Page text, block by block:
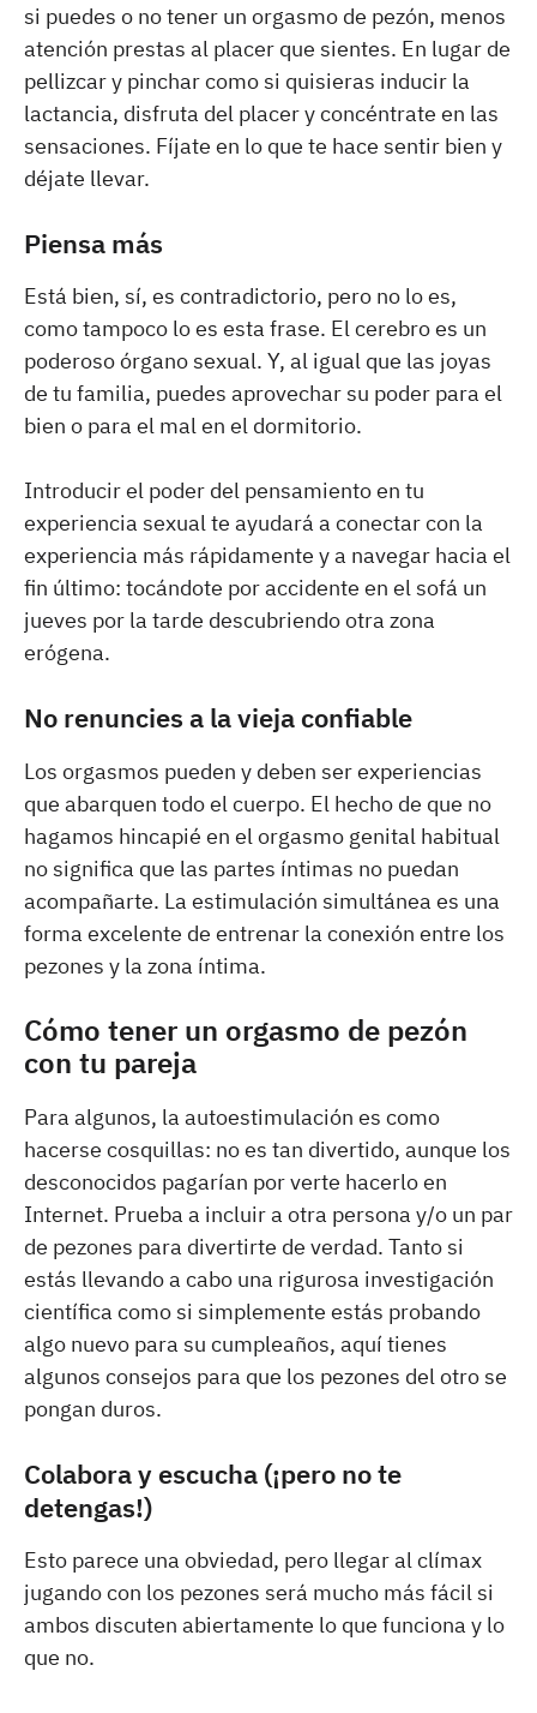
si puedes o no tener un orgasmo de pezón, menos
atención prestas al placer que sientes. En lugar de
pellizcar y pinchar como si quisieras inducir la
lactancia, disfruta del placer y concéntrate en las
sensaciones. Fíjate en lo que te hace sentir bien y
déjate llevar.
Piensa más
Está bien, sí, es contradictorio, pero no lo es,
como tampoco lo es esta frase. El cerebro es un
poderoso órgano sexual. Y, al igual que las joyas
de tu familia, puedes aprovechar su poder para el
bien o para el mal en el dormitorio.
Introducir el poder del pensamiento en tu
experiencia sexual te ayudará a conectar con la
experiencia más rápidamente y a navegar hacia el
fin último: tocándote por accidente en el sofá un
jueves por la tarde descubriendo otra zona
erógena.
No renuncies a la vieja confiable
Los orgasmos pueden y deben ser experiencias
que abarquen todo el cuerpo. El hecho de que no
hagamos hincapié en el orgasmo genital habitual
no significa que las partes íntimas no puedan
acompañarte. La estimulación simultánea es una
forma excelente de entrenar la conexión entre los
pezones y la zona íntima.
Cómo tener un orgasmo de pezón
con tu pareja
Para algunos, la autoestimulación es como
hacerse cosquillas: no es tan divertido, aunque los
desconocidos pagarían por verte hacerlo en
Internet. Prueba a incluir a otra persona y/o un par
de pezones para divertirte de verdad. Tanto si
estás llevando a cabo una rigurosa investigación
científica como si simplemente estás probando
algo nuevo para su cumpleaños, aquí tienes
algunos consejos para que los pezones del otro se
pongan duros.
Colabora y escucha (¡pero no te
detengas!)
Esto parece una obviedad, pero llegar al clímax
jugando con los pezones será mucho más fácil si
ambos discuten abiertamente lo que funciona y lo
que no.